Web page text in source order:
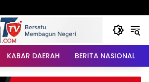
KABAR DAERAH BERITA NASIONAL